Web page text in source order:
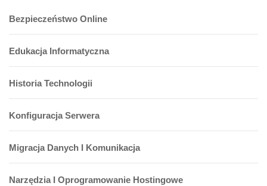
Bezpieczeństwo Online
Edukacja Informatyczna
Historia Technologii
Konfiguracja Serwera
Migracja Danych I Komunikacja
Narzędzia I Oprogramowanie Hostingowe